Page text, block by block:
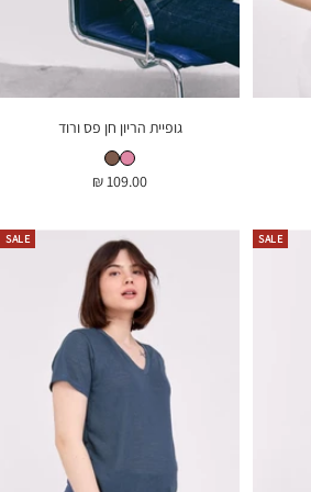
גופיית הריון חן פס ורוד
גופיית הריון חן פס ורודגופיית הריון חן פס חום
מחיר
109.00 ₪
SALE
SALE